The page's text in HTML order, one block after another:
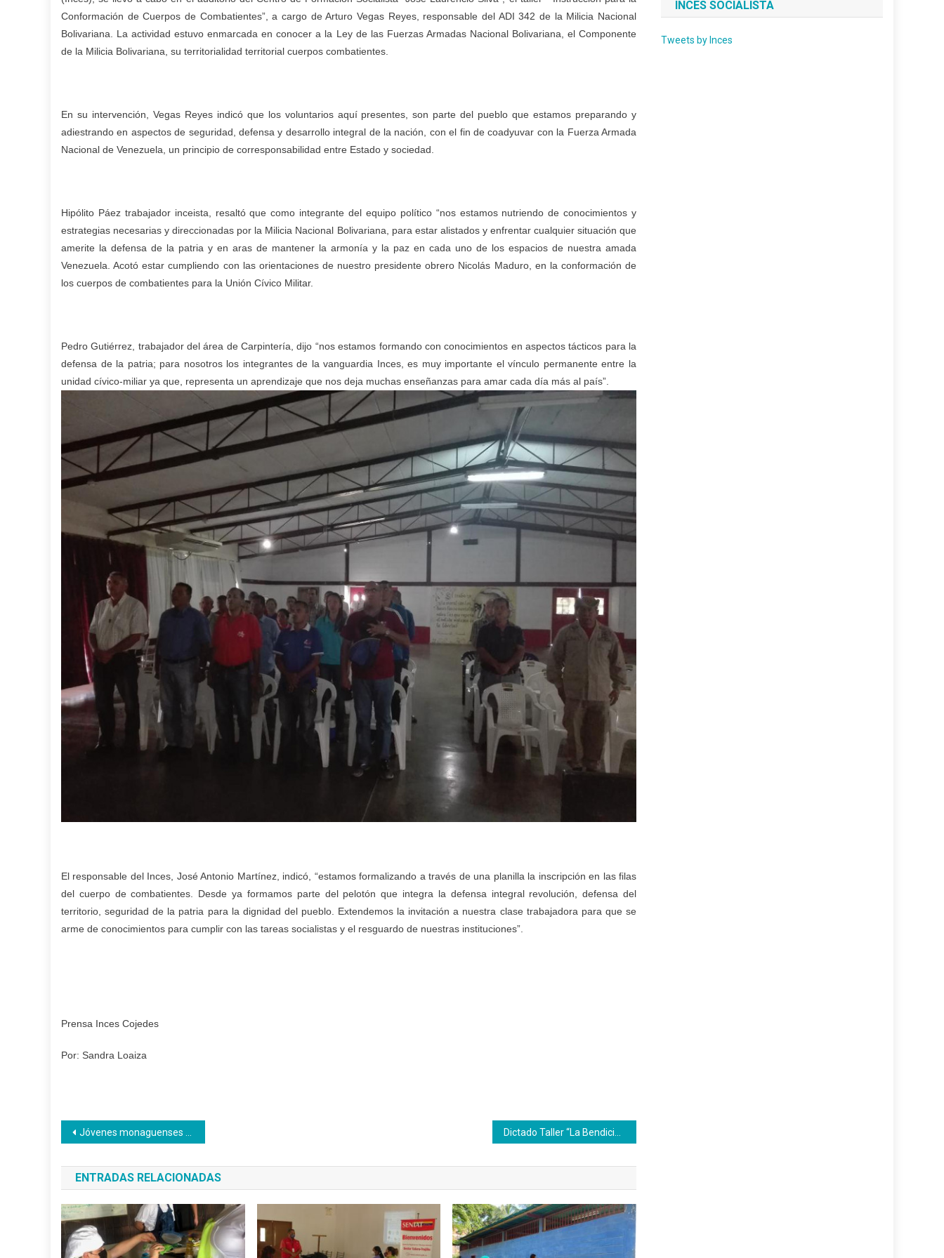
Conformación de Cuerpos de Combatientes”, a cargo de Arturo Vegas Reyes, responsable del ADI 342 de la Milicia Nacional
Bolivariana. La actividad estuvo enmarcada en conocer a la Ley de las Fuerzas Armadas Nacional Bolivariana, el Componente
de la Milicia Bolivariana, su territorialidad territorial cuerpos combatientes.
En su intervención, Vegas Reyes indicó que los voluntarios aquí presentes, son parte del pueblo que estamos preparando y
adiestrando en aspectos de seguridad, defensa y desarrollo integral de la nación, con el fin de coadyuvar con la Fuerza Armada
Nacional de Venezuela, un principio de corresponsabilidad entre Estado y sociedad.
Hipólito Páez trabajador inceista, resaltó que como integrante del equipo político “nos estamos nutriendo de conocimientos y
estrategias necesarias y direccionadas por la Milicia Nacional Bolivariana, para estar alistados y enfrentar cualquier situación que
amerite la defensa de la patria y en aras de mantener la armonía y la paz en cada uno de los espacios de nuestra amada
Venezuela. Acotó estar cumpliendo con las orientaciones de nuestro presidente obrero Nicolás Maduro, en la conformación de
los cuerpos de combatientes para la Unión Cívico Militar.
Pedro Gutiérrez, trabajador del área de Carpintería, dijo “nos estamos formando con conocimientos en aspectos tácticos para la
defensa de la patria; para nosotros los integrantes de la vanguardia Inces, es muy importante el vínculo permanente entre la
unidad cívico-miliar ya que, representa un aprendizaje que nos deja muchas enseñanzas para amar cada día más al país”.
El responsable del Inces, José Antonio Martínez, indicó, “estamos formalizando a través de una planilla la inscripción en las filas
del cuerpo de combatientes. Desde ya formamos parte del pelotón que integra la defensa integral revolución, defensa del
territorio, seguridad de la patria para la dignidad del pueblo. Extendemos la invitación a nuestra clase trabajadora para que se
arme de conocimientos para cumplir con las tareas socialistas y el resguardo de nuestras instituciones”.
Prensa Inces Cojedes
Por: Sandra Loaiza
Navegación
de
entradas
Jóvenes monaguenses participaron activamente en Encuentro Nacional del Movimiento Somos Aprendices
ENTRADAS RELACIONADAS
INCES SOCIALISTA
Tweets by Inces